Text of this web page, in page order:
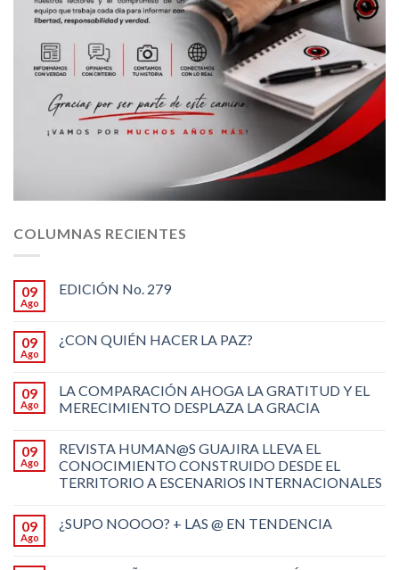
COLUMNAS RECIENTES
09
Ago
EDICIÓN No. 279
09
Ago
¿CON QUIÉN HACER LA PAZ?
09
Ago
LA COMPARACIÓN AHOGA LA GRATITUD Y EL
MERECIMIENTO DESPLAZA LA GRACIA
09
Ago
REVISTA HUMAN@S GUAJIRA LLEVA EL
CONOCIMIENTO CONSTRUIDO DESDE EL
TERRITORIO A ESCENARIOS INTERNACIONALES
09
Ago
¿SUPO NOOOO? + LAS @ EN TENDENCIA